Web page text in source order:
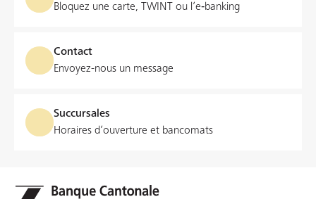
Bloquez une carte, TWINT ou l’e‑banking
Contact
Envoyez-nous un message
Succursales
Horaires d’ouverture et bancomats